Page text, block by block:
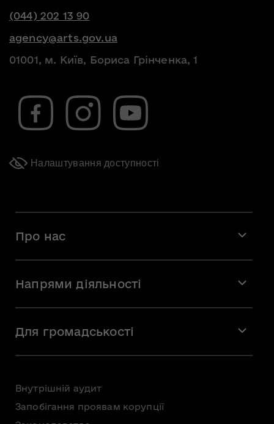
(044) 202 13 90
agency@arts.gov.ua
01001, м. Київ, Бориса Грінченка, 1
Налаштування доступності
Про нас
Команда
Вакансії
Напрями діяльності
Мистецька освіта
Для громадськості
Внутрішній аудит
Запобігання проявам корупції